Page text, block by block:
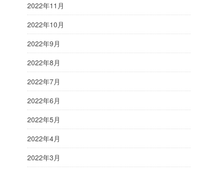
2022年11月
2022年10月
2022年9月
2022年8月
2022年7月
2022年6月
2022年5月
2022年4月
2022年3月